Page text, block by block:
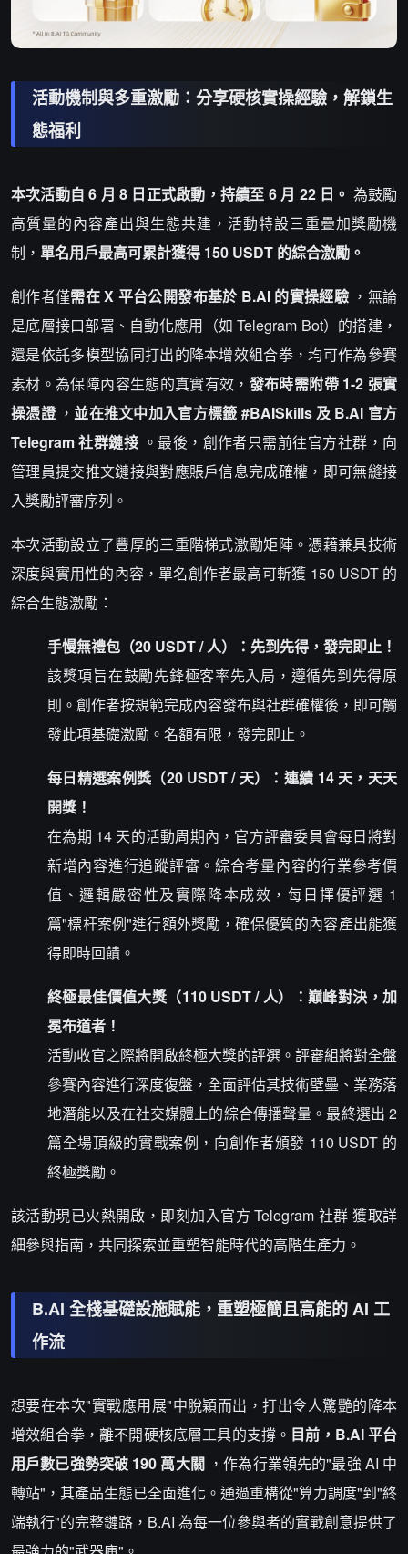
活動機制與多重激勵：分享硬核實操經驗，解鎖生
態福利
本次活動自 6 月 8 日正式啟動，持續至 6 月 22 日。 為鼓勵
高質量的內容產出與生態共建，活動特設三重疊加獎勵機
制， 單名用戶最高可累計獲得 150 USDT 的綜合激勵。
創作者僅需在 X 平台公開發布基於 B.AI 的實操經驗，無論
是底層接口部署、自動化應用（如 Telegram Bot）的搭建，
還是依託多模型協同打出的降本增效組合拳，均可作為參賽
素材。為保障內容生態的真實有效， 發布時需附帶 1-2 張實
操憑證， 並在推文中加入官方標籤 #BAISkills 及 B.AI 官方
Telegram 社群鏈接 。最後，創作者只需前往官方社群，向
管理員提交推文鏈接與對應賬戶信息完成確權，即可無縫接
入獎勵評審序列。
本次活動設立了豐厚的三重階梯式激勵矩陣。憑藉兼具技術
深度與實用性的內容，單名創作者最高可斬獲 150 USDT 的
綜合生態激勵：
手慢無禮包（20 USDT / 人）：先到先得，發完即止！
該獎項旨在鼓勵先鋒極客率先入局，遵循先到先得原
則。創作者按規範完成內容發布與社群確權後，即可觸
發此項基礎激勵。名額有限，發完即止。
每日精選案例獎（20 USDT / 天）：連續 14 天，天天
開獎！
在為期 14 天的活動周期內，官方評審委員會每日將對
新增內容進行追蹤評審。綜合考量內容的行業參考價
值、邏輯嚴密性及實際降本成效，每日擇優評選 1
篇"標杆案例"進行額外獎勵，確保優質的內容產出能獲
得即時回饋。
終極最佳價值大獎（110 USDT / 人）：巔峰對決，加
冕布道者！
活動收官之際將開啟終極大獎的評選。評審組將對全盤
參賽內容進行深度復盤，全面評估其技術壁壘、業務落
地潛能以及在社交媒體上的綜合傳播聲量。最終選出 2
篇全場頂級的實戰案例，向創作者頒發 110 USDT 的
終極獎勵。
該活動現已火熱開啟，即刻加入官方Telegram 社群 獲取詳
細參與指南，共同探索並重塑智能時代的高階生產力。
B.AI 全棧基礎設施賦能，重塑極簡且高能的 AI 工
作流
想要在本次"實戰應用展"中脫穎而出，打出令人驚艷的降本
增效組合拳，離不開硬核底層工具的支撐。 目前，B.AI 平台
用戶數已強勢突破 190 萬大關，作為行業領先的"最強 AI 中
轉站"，其產品生態已全面進化。通過重構從"算力調度"到"終
端執行"的完整鏈路，B.AI 為每一位參與者的實戰創意提供了